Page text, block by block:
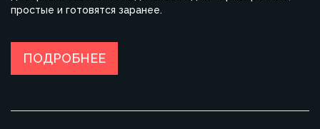
простые и готовятся заранее.
ПОДРОБНЕЕ